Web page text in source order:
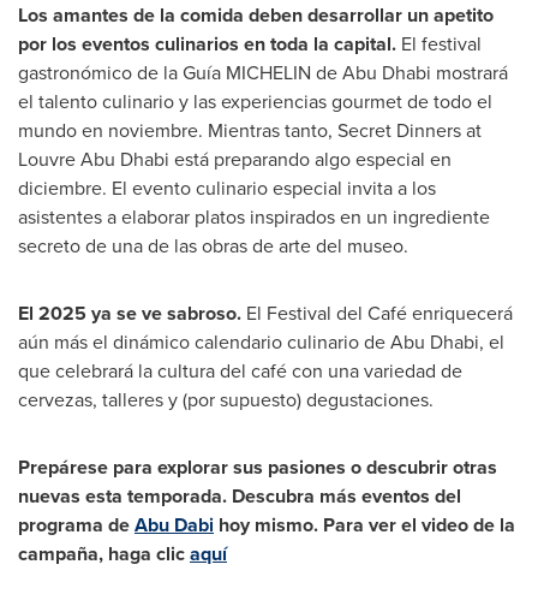
Los amantes de la comida deben desarrollar un apetito
por los eventos culinarios en toda la capital. El festival
gastronómico de la Guía MICHELIN deAbu Dhabi mostrará
el talento culinario y las experiencias gourmet de todo el
mundo en noviembre. Mientras tanto, Secret Dinners at
Louvre Abu Dhabi está preparando algo especial en
diciembre. El evento culinario especial invita a los
asistentes a elaborar platos inspirados en un ingrediente
secreto de una de las obras de arte del museo.
El 2025 ya se ve sabroso. El Festival del Café enriquecerá
aún más el dinámico calendario culinario deAbu Dhabi, el
que celebrará la cultura del café con una variedad de
cervezas, talleres y (por supuesto) degustaciones.
Prepárese para explorar sus pasiones o descubrir otras
nuevas esta temporada. Descubra más eventos del
programa deAbu Dabi hoy mismo. Para ver el video de la
campaña, haga clicaquí